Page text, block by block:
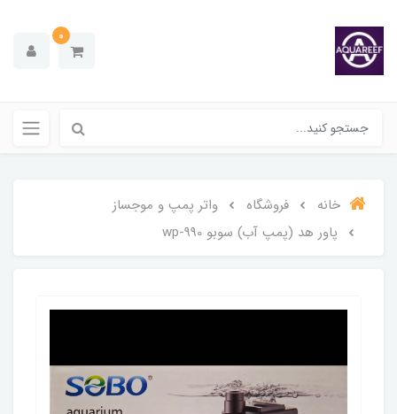
0
خانه فروشگاه
واتر پمپ و موجساز
پاور هد (پمپ آب) سوبو wp-990